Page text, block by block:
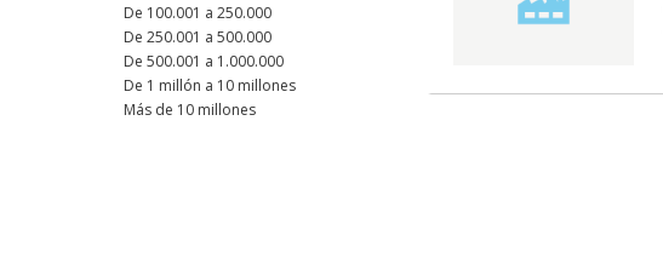
De 100.001 a 250.000
De 250.001 a 500.000
De 500.001 a 1.000.000
De 1 millón a 10 millones
Más de 10 millones